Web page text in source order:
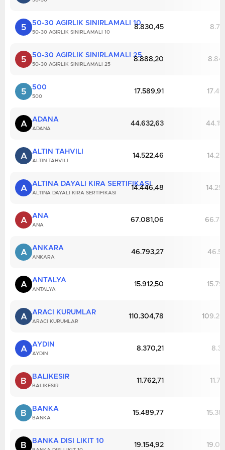
5 50-30 AGIRLIK SINIRLAMALI 10
50-30 AGIRLIK SINIRLAMALI 10
8.830,45
5 50-30 AGIRLIK SINIRLAMALI 25
50-30 AGIRLIK SINIRLAMALI 25
8.888,20
5 500
500
17.589,91
A ADANA
ADANA
44.632,63
A ALTIN TAHVILI
ALTIN TAHVILI
14.522,46
A ALTINA DAYALI KIRA SERTIFIKASI
ALTINA DAYALI KIRA SERTIFIKASI
14.446,48
A ANA
ANA
67.081,06
A ANKARA
ANKARA
46.793,27
A ANTALYA
ANTALYA
15.912,50
A ARACI KURUMLAR
ARACI KURUMLAR
110.304,78
A AYDIN
AYDIN
8.370,21
B BALIKESIR
BALIKESIR
11.762,71
B BANKA
BANKA
15.489,77
B BANKA DISI LIKIT 10
19.154,92